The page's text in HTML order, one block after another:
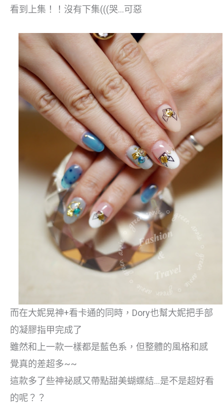
看到上集！！沒有下集(((哭…可惡
而在大妮晃神+看卡通的同時，Dory也幫大妮把手部
的凝膠指甲完成了
雖然和上一款一樣都是藍色系，但整體的風格和感
覺真的差超多~~
這款多了些神祕感又帶點甜美蝴蝶結…是不是超好看
的呢？？